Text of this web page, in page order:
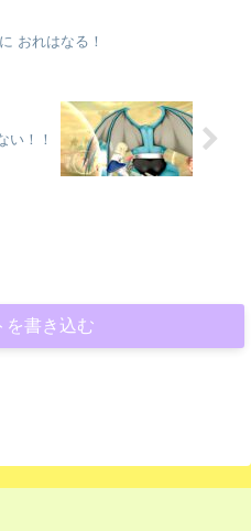
おれはなる！
い！！
を書き込む